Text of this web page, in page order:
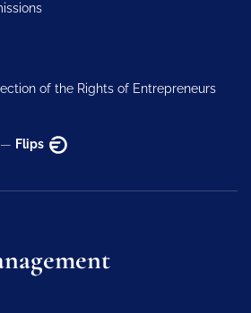
of the Rights of Entrepreneurs
— Flips